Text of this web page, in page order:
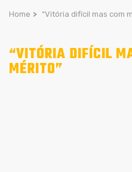
Home > “Vitória difícil mas com
“VITÓRIA DIFÍCIL
MÉRITO”